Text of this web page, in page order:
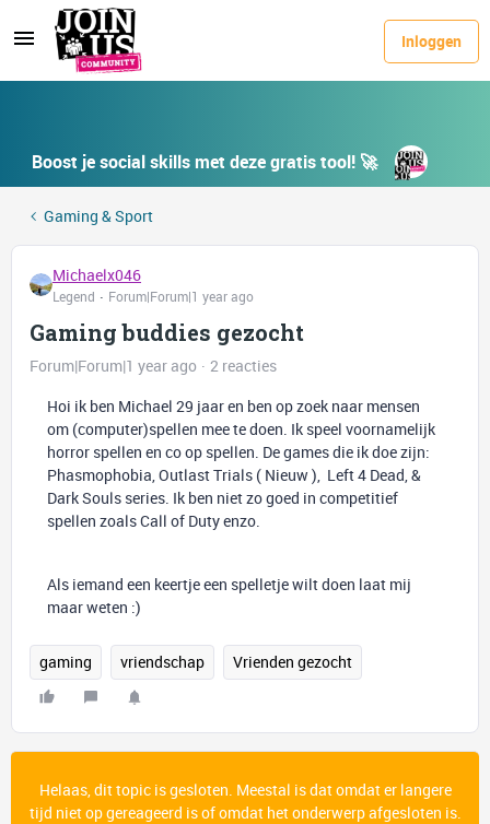
Inloggen
Boost je social skills met deze gratis tool! 🚀
Gaming & Sport
Michaelx046
Legend Forum|Forum|1 year ago
Gaming buddies gezocht
Forum|Forum|1 year ago
2 reacties
Hoi ik ben Michael 29 jaar en ben op zoek naar mensen
om (computer)spellen mee te doen. Ik speel voornamelijk
horror spellen en co op spellen. De games die ik doe zijn:
Phasmophobia, Outlast Trials ( Nieuw ), Left 4 Dead, &
Dark Souls series. Ik ben niet zo goed in competitief
spellen zoals Call of Duty enzo.
Als iemand een keertje een spelletje wilt doen laat mij
maar weten :)
gaming vriendschap Vrienden gezocht
Helaas, dit topic is gesloten. Meestal is dat omdat er langere
tijd niet op gereageerd is of omdat het onderwerp afgesloten is.